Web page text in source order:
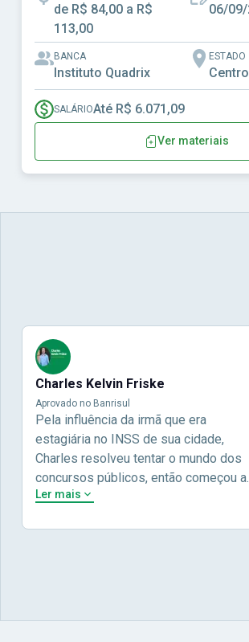
de R$ 84,00 a R$
113,00
06/
BANCA
Instituto Quadrix
ESTADO
SALÁRIOAté R$ 6.071,09
Ver materiais
Charles Kelvin Friske
Aprovado no Banrisul
Pela influência da irmã que era
estagiária no INSS de sua cidade,
Charles resolveu tentar o mundo dos
concursos públicos, então começou a
estudar com contéudo gratuito que a
Ler mais